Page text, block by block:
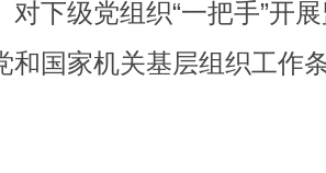
和国家机关基层组织工作